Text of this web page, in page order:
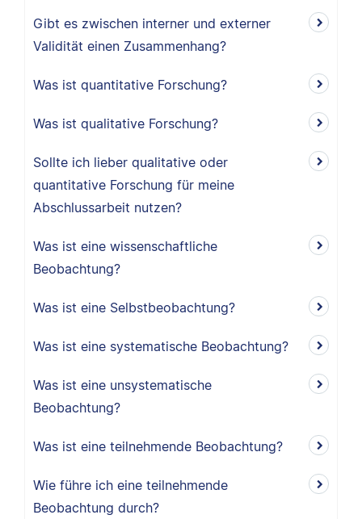
Gibt es zwischen interner und externer
Validität einen Zusammenhang?
Was ist quantitative Forschung?
Was ist qualitative Forschung?
Sollte ich lieber qualitative oder
quantitative Forschung für meine
Abschlussarbeit nutzen?
Was ist eine wissenschaftliche
Beobachtung?
Was ist eine Selbstbeobachtung?
Was ist eine systematische Beobachtung?
Was ist eine unsystematische
Beobachtung?
Was ist eine teilnehmende Beobachtung?
Wie führe ich eine teilnehmende
Beobachtung durch?